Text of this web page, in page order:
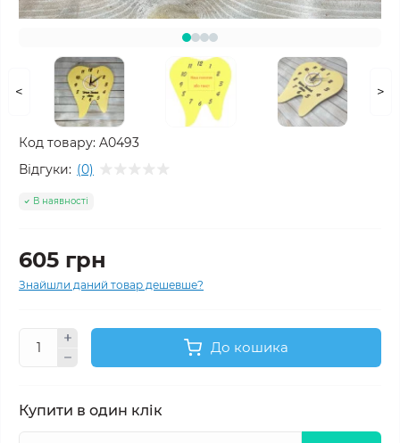
< >
Код товару: A0493
Відгуки: (0)
В наявності
605 грн
Знайшли даний товар дешевше?
До кошика
Купити в один клік